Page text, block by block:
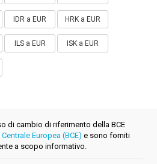
IDR a EUR HRK a EUR
ILS a EUR ISK a EUR
di cambio di riferimento della BCE
Europea (BCE) e sono forniti
a scopo informativo.